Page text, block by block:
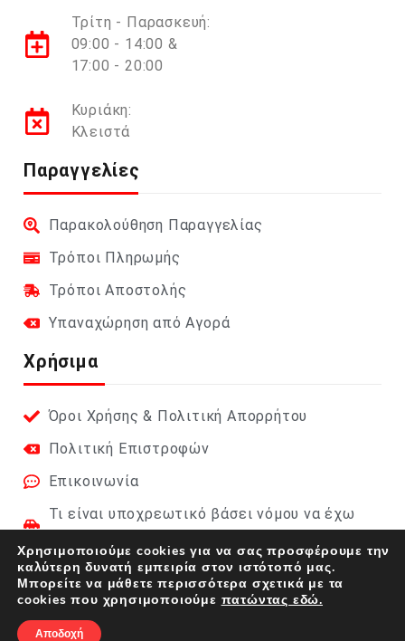
Τρίτη - Παρασκευή:
09:00 - 14:00 &
17:00 - 20:00
Κυριάκη:
Κλειστά
Παραγγελίες
Παρακολούθηση Παραγγελίας
Τρόποι Πληρωμής
Τρόποι Αποστολής
Υπαναχώρηση από Αγορά
Χρήσιμα
Όροι Χρήσης & Πολιτική Απορρήτου
Πολιτική Επιστροφών
Επικοινωνία
Τι είναι υποχρεωτικό βάσει νόμου να έχω
στο αυτοκίνητο;
Φαρμακείο Αυτοκινήτου 2026 (DIN 13164):
Πλήρης οδηγός
Χρησιμοποιούμε cookies για να σας προσφέρουμε την
καλύτερη δυνατή εμπειρία στον ιστότοπό μας.
Μπορείτε να μάθετε περισσότερα σχετικά με τα
cookies που χρησιμοποιούμε πατώντας εδώ.
Αποδοχή